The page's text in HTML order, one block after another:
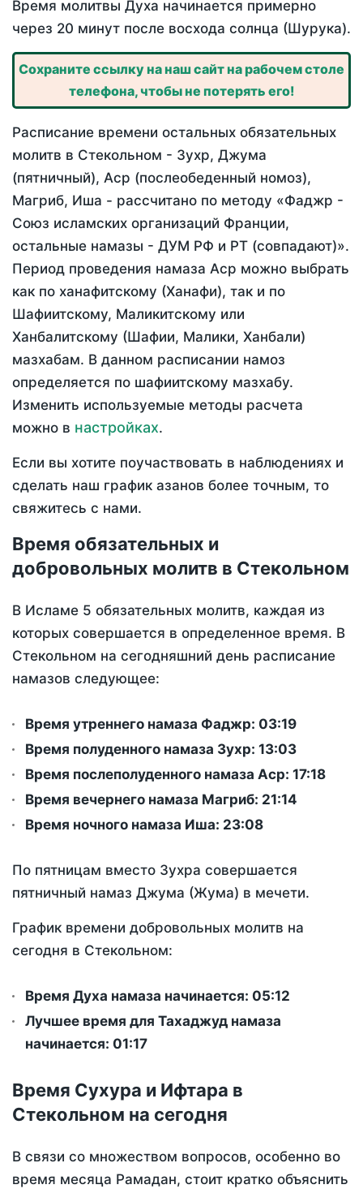
Время молитвы Духа начинается примерно
через 20 минут после восхода солнца (Шурука).
Сохраните ссылку на наш сайт на рабочем столе
телефона, чтобы не потерять его!
Расписание времени остальных обязательных
молитв в Стекольном - Зухр, Джума
(пятничный), Аср (послеобеденный номоз),
Магриб, Иша - рассчитано по методу «Фаджр -
Союз исламских организаций Франции,
остальные намазы - ДУМ РФ и РТ (совпадают)».
Период проведения намаза Аср можно выбрать
как по ханафитскому (Ханафи), так и по
Шафиитскому, Маликитскому или
Ханбалитскому (Шафии, Малики, Ханбали)
мазхабам. В данном расписании намоз
определяется по шафиитскому мазхабу.
Изменить используемые методы расчета
можно в настройках.
Если вы хотите поучаствовать в наблюдениях и
сделать наш график азанов более точным, то
свяжитесь с нами.
Время обязательных и
добровольных молитв в Стекольном
В Исламе 5 обязательных молитв, каждая из
которых совершается в определенное время. В
Стекольном на сегодняшний день расписание
намазов следующее:
Время утреннего намаза Фаджр: 03:19
Время полуденного намаза Зухр: 13:03
Время послеполуденного намаза Аср: 17:18
Время вечернего намаза Магриб: 21:14
Время ночного намаза Иша: 23:08
По пятницам вместо Зухра совершается
пятничный намаз Джума (Жума) в мечети.
График времени добровольных молитв на
сегодня в Стекольном:
Время Духа намаза начинается: 05:12
Лучшее время для Тахаджуд намаза
начинается: 01:17
Время Сухура и Ифтара в
Стекольном на сегодня
В связи со множеством вопросов, особенно во
время месяца Рамадан, стоит кратко объяснить